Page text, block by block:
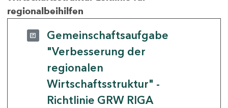
regionalbeihilfen
Gemeinschaftsaufgabe
"Verbesserung der
regionalen
Wirtschaftsstruktur" -
Richtlinie GRW RIGA